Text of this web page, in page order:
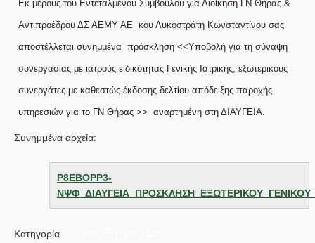
Εκ μέρους του Εντεταλμένου Συμβούλου για Διοίκηση ΓΝ Θήρας &
Αντιπροέδρου ΔΣ ΑΕΜΥ ΑΕ κου Λυκοστράτη Κωνσταντίνου σας
αποστέλλεται συνημμένα πρόσκληση <<Υποβολή για τη σύναψη
συνεργασίας με ιατρoύς ειδικότητας Γενικής Ιατρικής, εξωτερικούς
συνεργάτες με καθεστώς έκδοσης δελτίου απόδειξης παροχής
υπηρεσιών για το ΓΝ Θήρας >> αναρτημένη στη ΔΙΑΥΓΕΙΑ.
Συνημμένα αρχεία:
Ρ8ΕΒΟΡΡ3-
Κατηγορία